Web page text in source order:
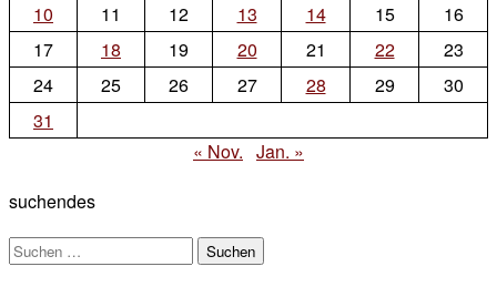
10
11 12 13 14 15
16
17
18 19 20 21 22
23
24
25 26 27 28 29
30
31
« Nov. Jan. »
suchendes
Suchen